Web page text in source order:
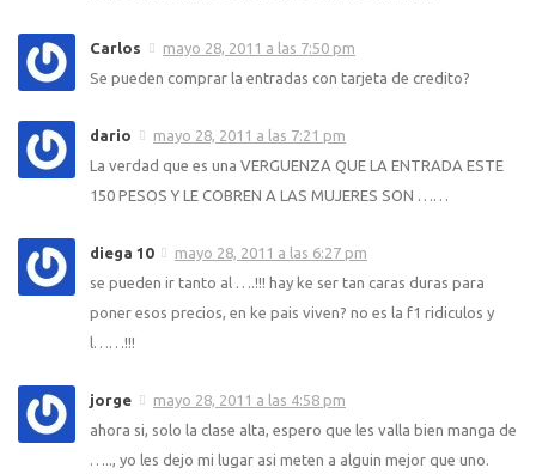
Carlos
mayo 28, 2011 a las 7:50 pm
Se pueden comprar la entradas con tarjeta de credito?
dario
mayo 28, 2011 a las 7:21 pm
La verdad que es una VERGUENZA QUE LA ENTRADA ESTE
150 PESOS Y LE COBREN A LAS MUJERES SON ……
diega 10
mayo 28, 2011 a las 6:27 pm
se pueden ir tanto al ….!!! hay ke ser tan caras duras para
poner esos precios, en ke pais viven? no es la f1 ridiculos y
l……!!!
jorge
mayo 28, 2011 a las 4:58 pm
ahora si, solo la clase alta, espero que les valla bien manga de
….., yo les dejo mi lugar asi meten a alguin mejor que uno.